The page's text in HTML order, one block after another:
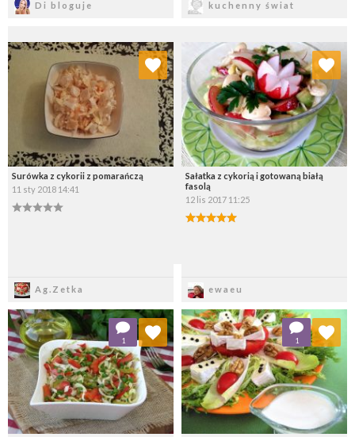
Di bloguje kuchenny świat
Surówka z cykorii z pomarańczą
11 sty 2018 14:41
Ag.Zetka
Dodaj do ulubionych
Wybierz listę:
Sałatka z cykorią i gotowaną białą
fasolą
12 lis 2017 11:25
ewaeu
Dodaj do ulubionych
Wybierz listę:
1
Dodaj do ulubionych
Wybierz listę:
1
Dodaj do ulubionych
Wybierz listę: